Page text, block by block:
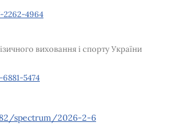
4964
виховання і спорту України
5474
spectrum/2026-2-6